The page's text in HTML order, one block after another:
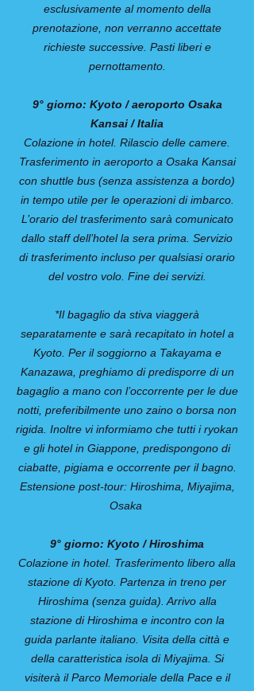
esclusivamente al momento della
prenotazione, non verranno accettate
richieste successive. Pasti liberi e
pernottamento.
9° giorno: Kyoto / aeroporto Osaka
Kansai / Italia
Colazione in hotel. Rilascio delle camere.
Trasferimento in aeroporto a Osaka Kansai
con shuttle bus (senza assistenza a bordo)
in tempo utile per le operazioni di imbarco.
L’orario del trasferimento sarà comunicato
dallo staff dell’hotel la sera prima. Servizio
di trasferimento incluso per qualsiasi orario
del vostro volo. Fine dei servizi.
*Il bagaglio da stiva viaggerà
separatamente e sarà recapitato in hotel a
Kyoto. Per il soggiorno a Takayama e
Kanazawa, preghiamo di predisporre di un
bagaglio a mano con l’occorrente per le due
notti, preferibilmente uno zaino o borsa non
rigida. Inoltre vi informiamo che tutti i ryokan
e gli hotel in Giappone, predispongono di
ciabatte, pigiama e occorrente per il bagno.
Estensione post-tour: Hiroshima, Miyajima,
Osaka
9° giorno: Kyoto / Hiroshima
Colazione in hotel. Trasferimento libero alla
stazione di Kyoto. Partenza in treno per
Hiroshima (senza guida). Arrivo alla
stazione di Hiroshima e incontro con la
guida parlante italiano. Visita della città e
della caratteristica isola di Miyajima. Si
visiterà il Parco Memoriale della Pace e il